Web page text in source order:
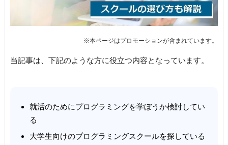
当記事は、下記のような方に役立つ内容となっています。
就活のためにプログラミングを学ぼうか検討してい
る
大学生向けのプログラミングスクールを探している